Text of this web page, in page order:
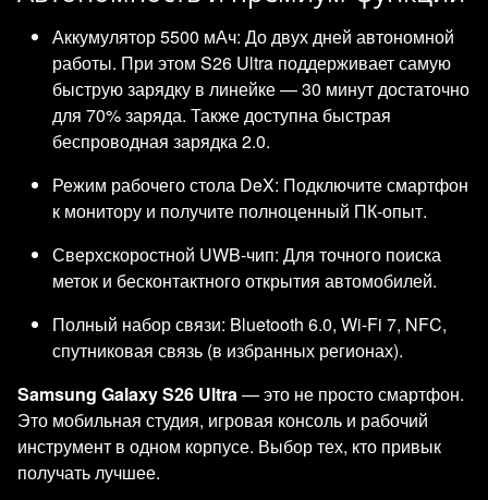
Аккумулятор 5500 мАч: До двух дней автономной
работы. При этом S26 Ultra поддерживает самую
быструю зарядку в линейке — 30 минут достаточно
для 70% заряда. Также доступна быстрая
беспроводная зарядка 2.0.
Режим рабочего стола DeX: Подключите смартфон
к монитору и получите полноценный ПК-опыт.
Сверхскоростной UWB-чип: Для точного поиска
меток и бесконтактного открытия автомобилей.
Полный набор связи: Bluetooth 6.0, Wi-Fi 7, NFC,
спутниковая связь (в избранных регионах).
Samsung Galaxy S26 Ultra — это не просто смартфон.
Это мобильная студия, игровая консоль и рабочий
инструмент в одном корпусе. Выбор тех, кто привык
получать лучшее.